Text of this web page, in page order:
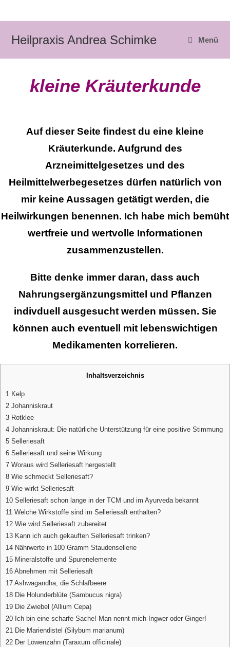
Heilpraxis Andrea Schimke Menü
kleine Kräuterkunde
Auf dieser Seite findest du eine kleine
Kräuterkunde. Aufgrund des
Arzneimittelgesetzes und des
Heilmittelwerbegesetzes dürfen natürlich von
mir keine Aussagen getätigt werden, die
Heilwirkungen benennen. Ich habe mich bemüht
wertfreie und wertvolle Informationen
zusammenzustellen.
Bitte denke immer daran, dass auch
Nahrungsergänzungsmittel und Pflanzen
indivduell ausgesucht werden müssen. Sie
können auch eventuell mit lebenswichtigen
Medikamenten korrelieren.
Inhaltsverzeichnis
1 Kelp
2 Johanniskraut
3 Rotklee
4 Johanniskraut: Die natürliche Unterstützung für eine positive Stimmung
5 Selleriesaft
6 Selleriesaft und seine Wirkung
7 Woraus wird Selleriesaft hergestellt
8 Wie schmeckt Selleriesaft?
9 Wie wirkt Selleriesaft
10 Selleriesaft schon lange in der TCM und im Ayurveda bekannt
11 Welche Wirkstoffe sind im Selleriesaft enthalten?
12 Wie wird Selleriesaft zubereitet
13 Kann ich auch gekauften Selleriesaft trinken?
14 Nährwerte in 100 Gramm Staudensellerie
15 Mineralstoffe und Spurenelemente
16 Abnehmen mit Selleriesaft
17 Ashwagandha, die Schlafbeere
18 Die Holunderblüte (Sambucus nigra)
19 Die Zwiebel (Allium Cepa)
20 Ich bin eine scharfe Sache! Man nennt mich Ingwer oder Ginger!
21 Die Mariendistel (Silybum marianum)
22 Der Löwenzahn (Taraxum officinale)